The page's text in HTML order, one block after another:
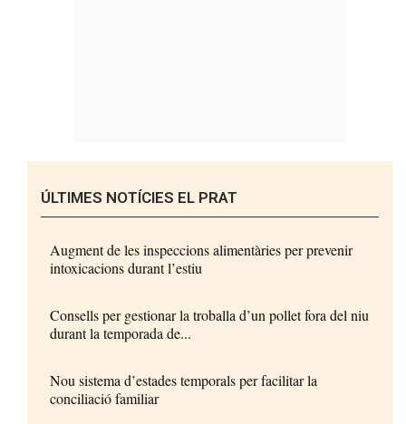
ÚLTIMES NOTÍCIES EL PRAT
Augment de les inspeccions alimentàries per prevenir
intoxicacions durant l’estiu
Consells per gestionar la troballa d’un pollet fora del niu
durant la temporada de...
Nou sistema d’estades temporals per facilitar la
conciliació familiar